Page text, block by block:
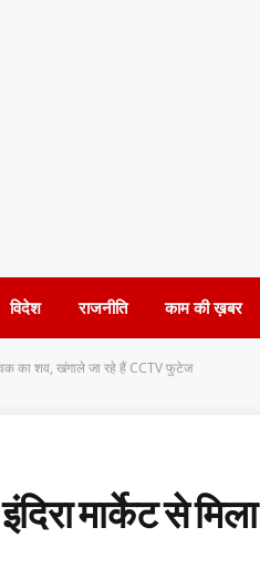
विदेश राजनीति काम की ख़बर
का शव, खंगाले जा रहे हैं CCTV फुटेज
मार्केट से